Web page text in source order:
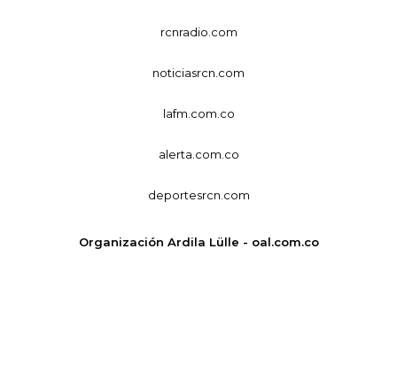
rcnradio.com
noticiasrcn.com
lafm.com.co
alerta.com.co
deportesrcn.com
Organización Ardila Lülle - oal.com.co